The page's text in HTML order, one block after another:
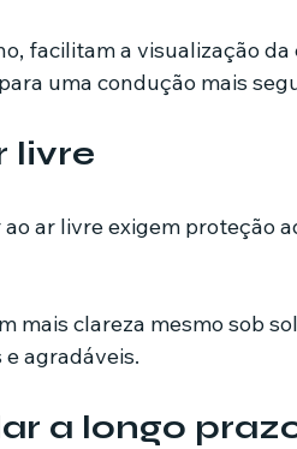
facilitam a visualização
uma condução mais
livre
ar livre exigem proteção
mais clareza mesmo sob
agradáveis.
a longo